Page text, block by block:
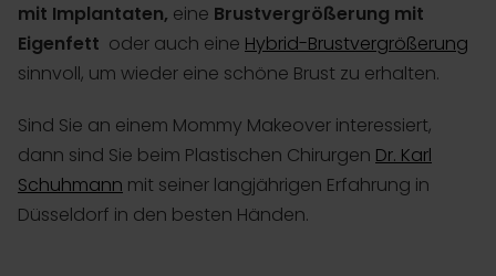
mit Implantaten, eine Brustvergrößerung mit
Eigenfett oder auch eine Hybrid-Brustvergrößerung
sinnvoll, um wieder eine schöne Brust zu erhalten.
Sind Sie an einem Mommy Makeover interessiert,
dann sind Sie beim Plastischen Chirurgen Dr. Karl
Schuhmann mit seiner langjährigen Erfahrung in
Düsseldorf in den besten Händen.